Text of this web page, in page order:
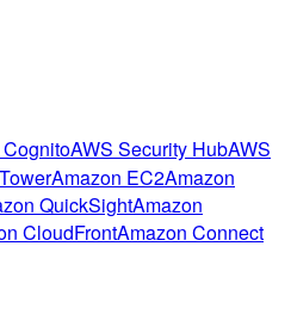
AWS Security HubAWS
Amazon EC2Amazon
QuickSightAmazon
CloudFrontAmazon Connect